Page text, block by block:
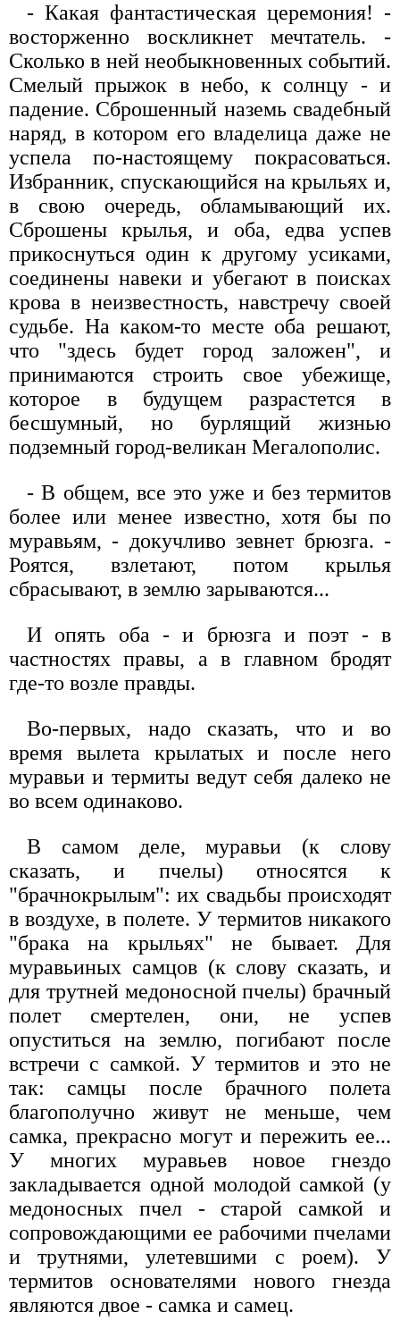
- Какая фантастическая церемония! -
восторженно воскликнет мечтатель. -
Сколько в ней необыкновенных событий.
Смелый прыжок в небо, к солнцу - и
падение. Сброшенный наземь свадебный
наряд, в котором его владелица даже не
успела по-настоящему покрасоваться.
Избранник, спускающийся на крыльях и,
в свою очередь, обламывающий их.
Сброшены крылья, и оба, едва успев
прикоснуться один к другому усиками,
соединены навеки и убегают в поисках
крова в неизвестность, навстречу своей
судьбе. На каком-то месте оба решают,
что "здесь будет город заложен", и
принимаются строить свое убежище,
которое в будущем разрастется в
бесшумный, но бурлящий жизнью
подземный город-великан Мегалополис.
- В общем, все это уже и без термитов
более или менее известно, хотя бы по
муравьям, - докучливо зевнет брюзга. -
Роятся, взлетают, потом крылья
сбрасывают, в землю зарываются...
И опять оба - и брюзга и поэт - в
частностях правы, а в главном бродят
где-то возле правды.
Во-первых, надо сказать, что и во
время вылета крылатых и после него
муравьи и термиты ведут себя далеко не
во всем одинаково.
В самом деле, муравьи (к слову
сказать, и пчелы) относятся к
"брачнокрылым": их свадьбы происходят
в воздухе, в полете. У термитов никакого
"брака на крыльях" не бывает. Для
муравьиных самцов (к слову сказать, и
для трутней медоносной пчелы) брачный
полет смертелен, они, не успев
опуститься на землю, погибают после
встречи с самкой. У термитов и это не
так: самцы после брачного полета
благополучно живут не меньше, чем
самка, прекрасно могут и пережить ее...
У многих муравьев новое гнездо
закладывается одной молодой самкой (у
медоносных пчел - старой самкой и
сопровождающими ее рабочими пчелами
и трутнями, улетевшими с роем). У
термитов основателями нового гнезда
являются двое - самка и самец.